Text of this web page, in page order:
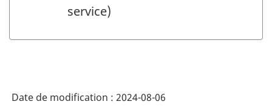
service)
Date de modification : 2024-08-06